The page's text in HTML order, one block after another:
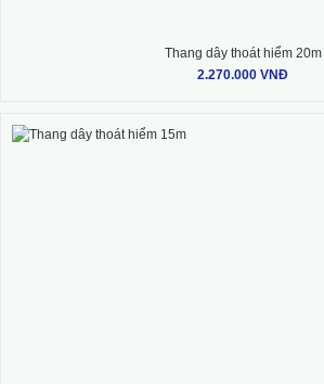
Thang dây thoát hiểm 20m
2.270.000 VNĐ